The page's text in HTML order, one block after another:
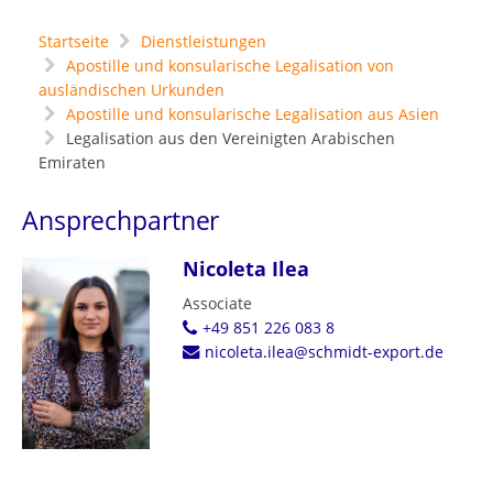
Startseite
Dienstleistungen
Apostille und konsularische Legalisation von
ausländischen Urkunden
Apostille und konsularische Legalisation aus Asien
Legalisation aus den Vereinigten Arabischen
Emiraten
Ansprechpartner
Nicoleta Ilea
Associate
+49 851 226 083 8
nicoleta.ilea@schmidt-export.de